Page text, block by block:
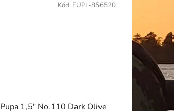
Pupa 1,5" No.110 Dark Olive
Kód: FUPL-856520